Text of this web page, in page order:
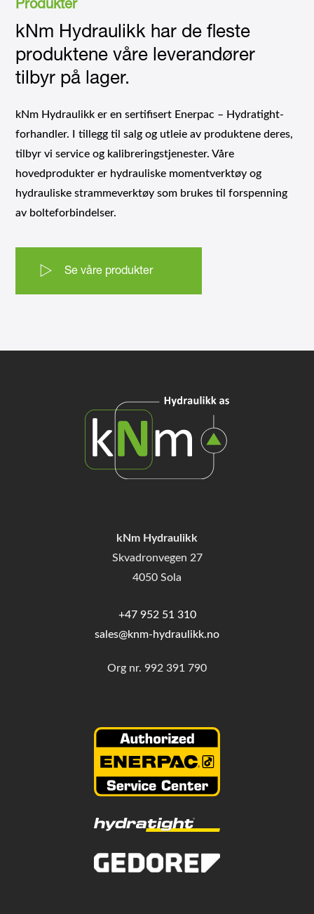
Produkter
kNm Hydraulikk har de fleste
produktene våre leverandører
tilbyr på lager.
kNm Hydraulikk er en sertifisert Enerpac – Hydratight-
forhandler. I tillegg til salg og utleie av produktene deres,
tilbyr vi service og kalibreringstjenester. Våre
hovedprodukter er hydrauliske momentverktøy og
hydrauliske strammeverktøy som brukes til forspenning
av bolteforbindelser.
Se våre produkter
kNm Hydraulikk
Skvadronvegen 27
4050 Sola
+47 952 51 310
sales@knm-hydraulikk.no
Org nr. 992 391 790